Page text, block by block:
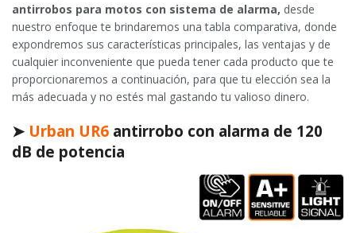
antirrobos para motos con sistema de alarma, desde
nuestro enfoque te brindaremos una tabla comparativa, donde
expondremos sus características principales, las ventajas y de
cualquier inconveniente que pueda tener cada producto que te
proporcionaremos a continuación, para que tu elección sea la
más adecuada y no estés mal gastando tu valioso dinero.
➤ Urban UR6 antirrobo con alarma de 120
dB de potencia